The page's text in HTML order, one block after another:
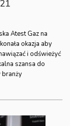
Atest Gaz na
okazja aby
i odświeżyć
szansa do
branży